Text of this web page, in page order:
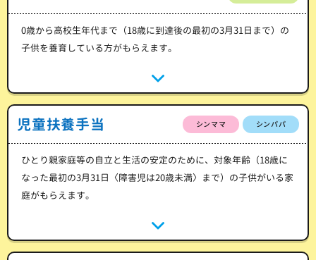
0歳から高校生年代まで（18歳に到達後の最初の3月31日まで）の
子供を養育している方がもらえます。
児童扶養手当 シンママ シンパパ
ひとり親家庭等の自立と生活の安定のために、対象年齢（18歳に
なった最初の3月31日〈障害児は20歳未満〉まで）の子供がいる家
庭がもらえます。